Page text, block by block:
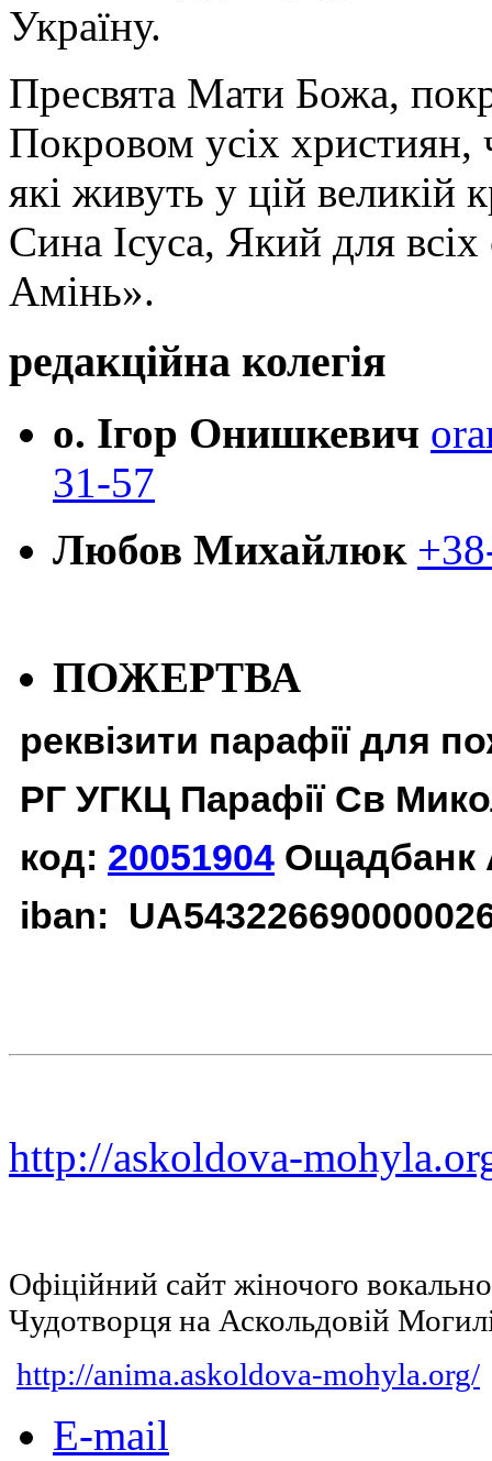
Україну.
Пресвята Мати Божа,
Покровом усіх християн,
які живуть у цій великій
Сина Ісуса, Який для
Амінь».
редакційна колегія
о. Ігор Онишкевич
31-57
Любов Михайлюк
ПОЖЕРТВА
реквізити парафії для
РГ УГКЦ Парафії Св
код: 20051904 Ощадбанк
iban:
http://askoldova-
Офіційний сайт жіночого
Чудотворця на Аскольдовій
http://anima.askoldova-mohyla.org/
E-mail